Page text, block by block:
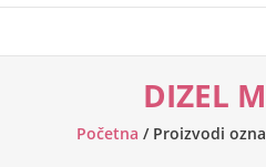
DIZEL
Početna / Proizvodi